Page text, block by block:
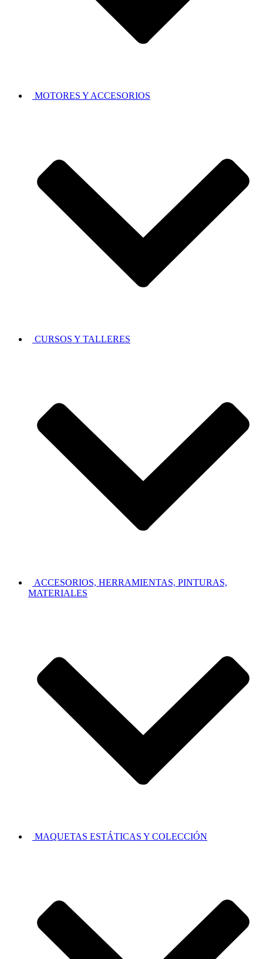
MOTORES Y ACCESORIOS
CURSOS Y TALLERES
ACCESORIOS, HERRAMIENTAS, PINTURAS,
MATERIALES
MAQUETAS ESTÁTICAS Y COLECCIÓN